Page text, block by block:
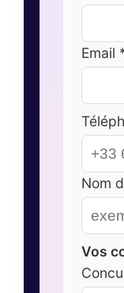
Email
Nom
Vos